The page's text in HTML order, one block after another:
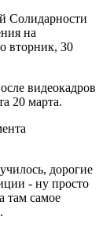
Солидарности
на
вторник, 30
видеокадров
20 марта.
дорогие
- ну просто
там самое